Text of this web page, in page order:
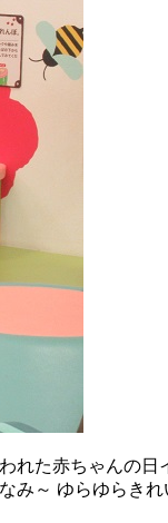
た赤ちゃんの
～ ゆらゆらき